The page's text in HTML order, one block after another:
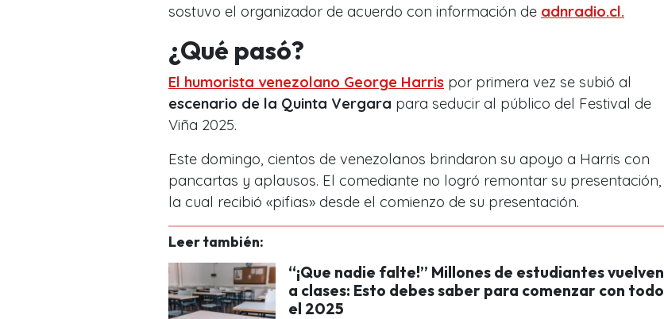
sostuvo el organizador de acuerdo con información de adnradio.cl.
¿Qué pasó?
El humorista venezolano George Harris por primera vez se subió al
escenario de la Quinta Vergara para seducir al público del Festival de
Viña 2025.
Este domingo, cientos de venezolanos brindaron su apoyo a Harris con
pancartas y aplausos. El comediante no logró remontar su presentación,
la cual recibió «pifias» desde el comienzo de su presentación.
Leer también:
“¡Que nadie falte!” Millones de estudiantes vuelven
a clases: Esto debes saber para comenzar con todo
el 2025